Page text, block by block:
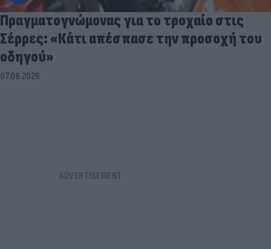
Πραγματογνώμονας για το τροχαίο στις
Σέρρες: «Κάτι απέσπασε την προσοχή του
οδηγού»
07.08.2026